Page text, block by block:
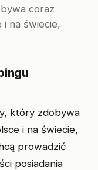
coraz
na świecie,
który zdobywa
i na świecie,
prowadzić
posiadania